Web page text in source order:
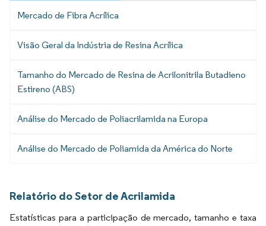
Mercado de Fibra Acrílica
Visão Geral da Indústria de Resina Acrílica
Tamanho do Mercado de Resina de Acrilonitrila Butadieno
Estireno (ABS)
Análise do Mercado de Poliacrilamida na Europa
Análise do Mercado de Poliamida da América do Norte
Relatório do Setor de Acrilamida
Estatísticas para a participação de mercado, tamanho e taxa